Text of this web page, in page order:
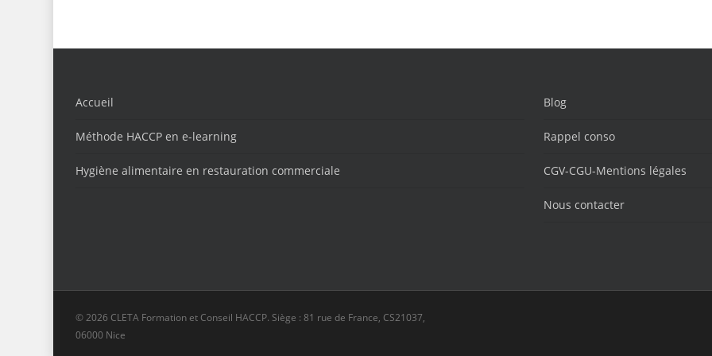
Accueil
Méthode HACCP en e-learning
Hygiène alimentaire en restauration commerciale
Blog
Rappel conso
CGV-CGU-Mentions légales
Nous contacter
© 2026 CLETA Formation et Conseil HACCP. Siège : 81 rue de France, CS21037,
06000 Nice